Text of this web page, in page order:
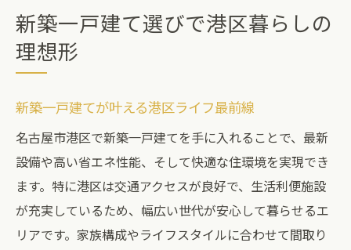
名古屋市港区で新築を選ぶメリットとは
家族が快適に住む新築物件の見極め方
新築一戸建ての間取り選びで家族が快適に
新築戸建ての設備や動線チェックのコツ
新築一戸建てで叶える家族団らんの暮らし
新築物件選びで家族の満足度を高める方法
港区で新築を検討するなら間取りに注目
新築一戸建ての間取り選びが暮らしを左右
新築一戸建て選びで港区暮らしの
理想形
新築一戸建てが叶える港区ライフ最前線
名古屋市港区で新築一戸建てを手に入れることで、最新
設備や高い省エネ性能、そして快適な住環境を実現でき
ます。特に港区は交通アクセスが良好で、生活利便施設
が充実しているため、幅広い世代が安心して暮らせるエ
リアです。家族構成やライフスタイルに合わせて間取り